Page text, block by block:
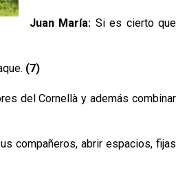
Juan María: Si es cierto que
(7)
del Cornellà y además combinar
compañeros, abrir espacios, fijas